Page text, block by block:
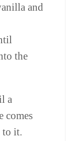
and
the
a
comes
to it.